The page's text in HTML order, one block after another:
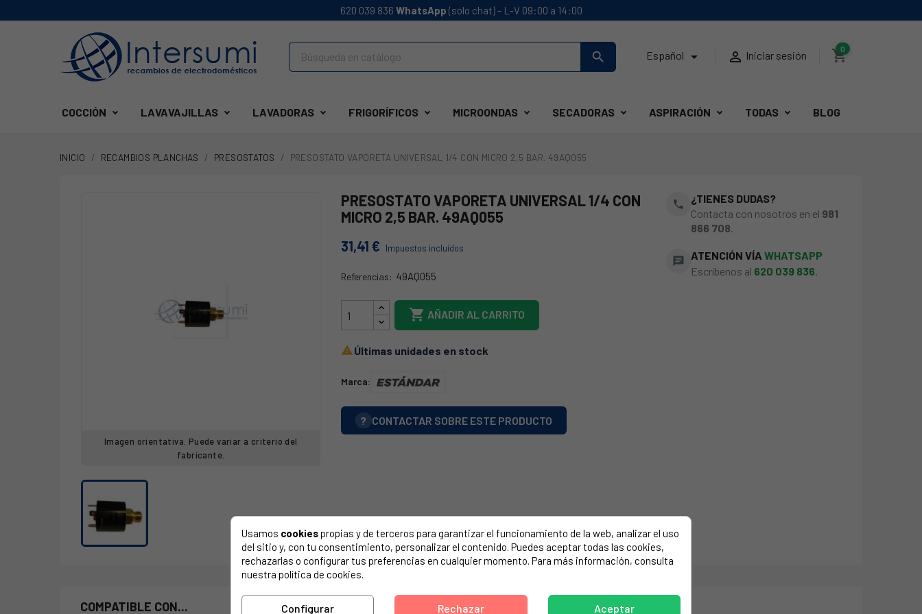
620 039 836 WhatsApp (solo chat) - L-V 09:00 a 14:00
search Español   Iniciar sesión shopping_cart
0
COCCIÓN LAVAVAJILLAS LAVADORAS FRIGORÍFICOS MICROONDAS SECADORAS ASPIRACIÓN TODAS BLOG
INICIO RECAMBIOS PLANCHAS PRESOSTATOS PRESOSTATO VAPORETA UNIVERSAL 1/4 CON MICRO 2,5 BAR. 49AQ055
Imagen orientativa. Puede variar a criterio del
fabricante.
PRESOSTATO VAPORETA UNIVERSAL 1/4 CON
MICRO 2,5 BAR. 49AQ055
31,41 € Impuestos incluidos
Referencias: 49AQ055
49AQ055
 AÑADIR AL CARRITO
 Últimas unidades en stock
Marca:
? CONTACTAR SOBRE ESTE PRODUCTO
phone
¿TIENES DUDAS?
Contacta con nosotros en el 981
866 708.
chat ATENCIÓN VÍAWHATSAPP
Escríbenos al 620 039 836
COMPATIBLE CON...
Usamos cookiespropias y de terceros para garantizar el funcionamiento de la web, analizar el uso
del sitio y, con tu consentimiento, personalizar el contenido. Puedes aceptar todas las cookies,
rechazarlas o configurar tus preferencias en cualquier momento. Para más información, consulta
nuestra política de cookies.
Configurar Rechazar Aceptar